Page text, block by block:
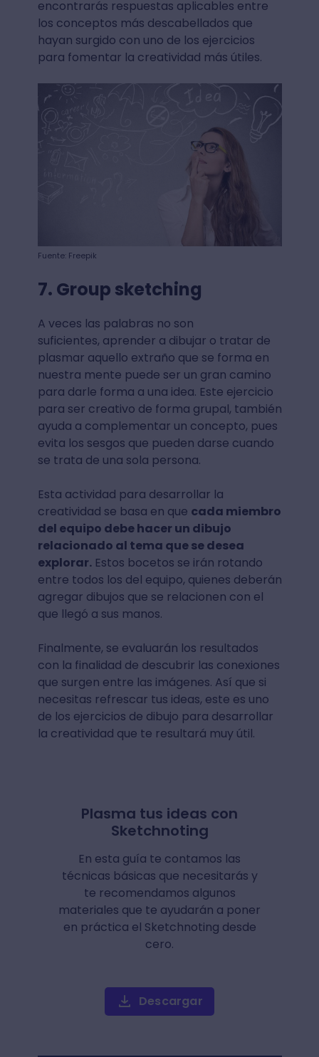
encontrarás respuestas aplicables entre
los conceptos más descabellados que
hayan surgido con uno de los ejercicios
para fomentar la creatividad más útiles.
Fuente: Freepik
7. Group sketching
A veces las palabras no son
suficientes, aprender a dibujar o tratar de
plasmar aquello extraño que se forma en
nuestra mente puede ser un gran camino
para darle forma a una idea. Este ejercicio
para ser creativo de forma grupal, también
ayuda a complementar un concepto, pues
evita los sesgos que pueden darse cuando
se trata de una sola persona.
Esta actividad para desarrollar la
creatividad se basa en que cada miembro
del equipo debe hacer un dibujo
relacionado al tema que se desea
explorar.Estos bocetos se irán rotando
entre todos los del equipo, quienes deberán
agregar dibujos que se relacionen con el
que llegó a sus manos.
Finalmente, se evaluarán los resultados
con la finalidad de descubrir las conexiones
que surgen entre las imágenes. Así que si
necesitas refrescar tus ideas, este es uno
de los ejercicios de dibujo para desarrollar
la creatividad que te resultará muy útil.
Plasma tus ideas con
Sketchnoting
En esta guía te contamos las
técnicas básicas que necesitarás y
te recomendamos algunos
materiales que te ayudarán a poner
en práctica el Sketchnoting desde
cero.
Descargar